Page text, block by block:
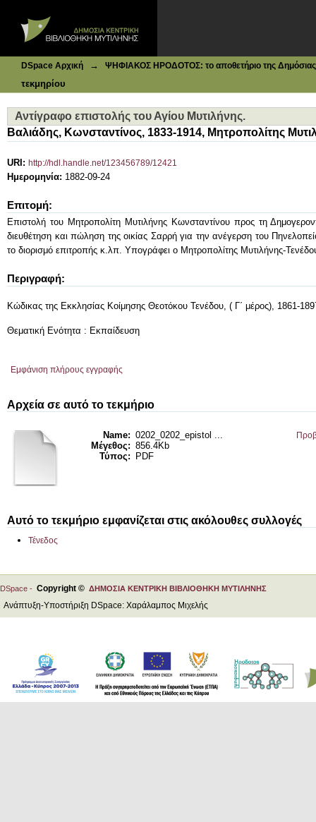
DSpace Αρχική → ΨΗΦΙΑΚΟΣ ΗΡΟΔΟΤΟΣ: το αποθετήριο της Δημόσιας
τεκμηρίου
Αντίγραφο επιστολής του Αγίου Μυτιλήνης.
Βαλιάδης, Κωνσταντίνος, 1833-1914, Μητροπολίτης
URI: http://hdl.handle.net/123456789/12421
Ημερομηνία: 1882-09-24
Επιτομή:
Επιστολή του Μητροπολίτη Μυτιλήνης Κωνσταντίνου προς τη
διευθέτηση και πώληση της οικίας Σαρρή για την ανέγερση του
το διορισμό επιτροπής κ.λπ. Υπογράφει ο Μητροπολίτης Μυτιλήνης-
Περιγραφή:
Κώδικας της Εκκλησίας Κοίμησης Θεοτόκου Τενέδου, ( Γ΄ μέρος), 1861-
Θεματική Ενότητα : Εκπαίδευση
Εμφάνιση πλήρους εγγραφής
Αρχεία σε αυτό το τεκμήριο
Name: 0202_0202_epistol ...
Μέγεθος: 856.4Kb
Τύπος:
PDF
Αυτό το τεκμήριο εμφανίζεται στις ακόλουθες συλλογές
Τένεδος
DSpace - Copyright © ΔΗΜΟΣΙΑ ΚΕΝΤΡΙΚΗ ΒΙΒΛΙΟΘΗΚΗ ΜΥΤΙΛΗΝΗΣ
Ανάπτυξη-Υποστήριξη DSpace: Χαράλαμπος Μιχελής